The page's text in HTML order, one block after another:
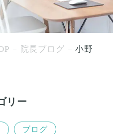
院長ブログ
小野
リー
ブログ